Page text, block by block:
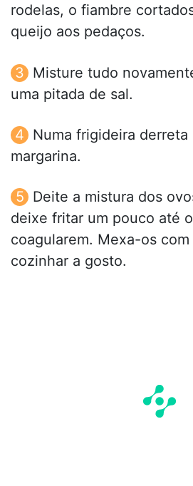
rodelas, o fiambre
queijo aos pedaços.
Misture tudo
uma pitada de sal.
Numa frigideira
margarina.
Deite a mistura dos
deixe fritar um pouco até
coagularem. Mexa-os
cozinhar a gosto.